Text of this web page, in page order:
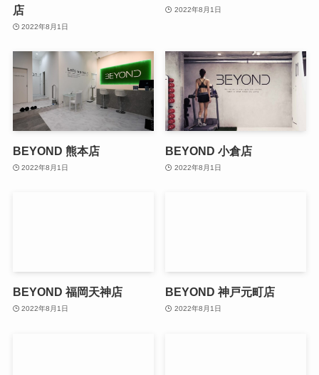
店
2022年8月1日
2022年8月1日
BEYOND 熊本店
2022年8月1日
BEYOND 小倉店
2022年8月1日
BEYOND 福岡天神店
2022年8月1日
BEYOND 神戸元町店
2022年8月1日